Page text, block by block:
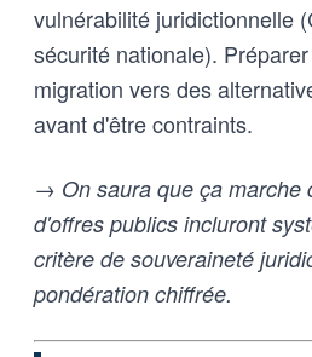
vulnérabilité juridictionnelle
sécurité nationale).
migration vers des
avant d'être contraints.
→ On saura que ça marche
d'offres publics incluront
critère de souveraineté
pondération chiffrée.